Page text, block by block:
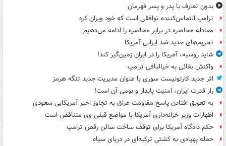
بدون تعارف با پدر و پسر قهرمان
ترامپ التماس‌کننده توافقی است که خود ویران کرد
معادله محاصره در برابر محاصره را ادامه می‌دهیم
تحریم‌های جدید ضد ایرانی آمریکا
شاید روسیه، آمریکا را در ایران زمین‌گیر کند!
واکنش بقائی به خیالبافی ترامپ
اثر جدید کارتونیست سوری با عنوان مدیریت جدید تنگه هرمز
راز قدرت ایران، امنیت پایدار و بومی آن است!
به تعویق افتادن پاسخ مقاومت عراق به تجاوز اخیر آمریکایی سعودی
اظهارات وزیر خزانه‌داری آمریکا با مواضع قبلی وی متناقض است
حکم دادگاه آمریکا برای توقف ساخت سالن رقص ترامپ
حمله پهپادی به کشتی ترکیه‌ای در دریای سیاه